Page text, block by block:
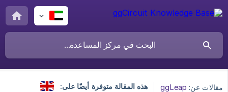
مقالات عن: ggLeap هذه المقالة متوفرة أيضًا على: